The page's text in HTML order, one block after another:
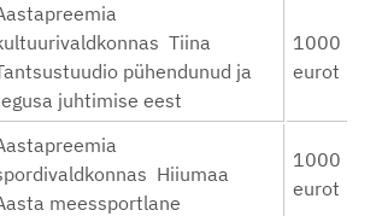
Tiina
pühendunud ja
juhtimise eest
1000
eurot
Hiiumaa
meessportlane
1000
eurot